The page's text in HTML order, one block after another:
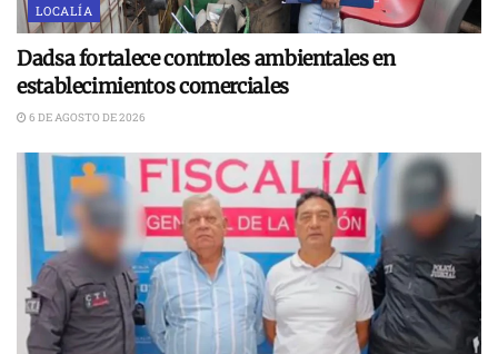
LOCALÍA
Dadsa fortalece controles ambientales en
establecimientos comerciales
6 DE AGOSTO DE 2026